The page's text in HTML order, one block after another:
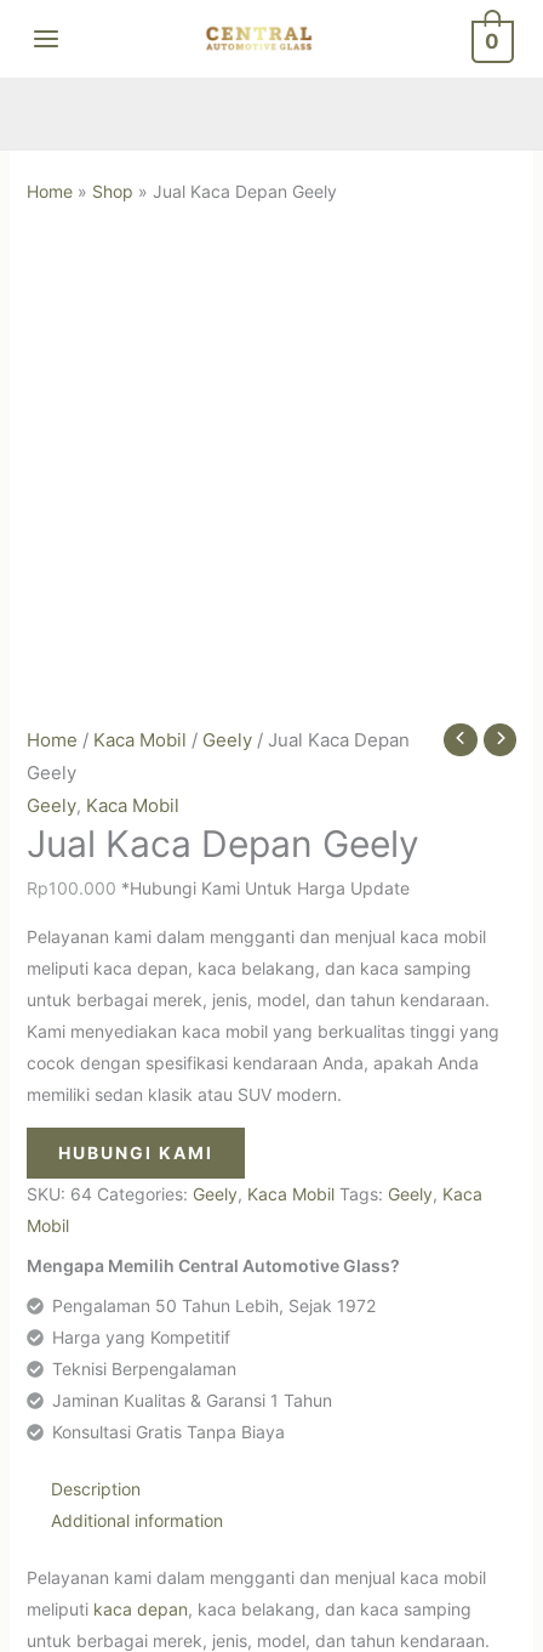
0
Home» Shop » Jual Kaca Depan Geely
Home / Kaca Mobil / Geely/ Jual Kaca Depan
Geely
Geely, Kaca Mobil
Jual Kaca Depan Geely
Rp100.000 *Hubungi Kami Untuk Harga Update
Pelayanan kami dalam mengganti dan menjual kaca mobil
meliputi kaca depan, kaca belakang, dan kaca samping
untuk berbagai merek, jenis, model, dan tahun kendaraan.
Kami menyediakan kaca mobil yang berkualitas tinggi yang
cocok dengan spesifikasi kendaraan Anda, apakah Anda
memiliki sedan klasik atau SUV modern.
HUBUNGI KAMI
SKU: 64 Categories: Geely, Kaca Mobil Tags: Geely, Kaca
Mobil
Mengapa Memilih Central Automotive Glass?
Pengalaman 50 Tahun Lebih, Sejak 1972
Harga yang Kompetitif
Teknisi Berpengalaman
Jaminan Kualitas & Garansi 1 Tahun
Konsultasi Gratis Tanpa Biaya
Description
Additional information
Pelayanan kami dalam mengganti dan menjual kaca mobil
meliputi kaca depan, kaca belakang, dan kaca samping
untuk berbagai merek, jenis, model, dan tahun kendaraan.